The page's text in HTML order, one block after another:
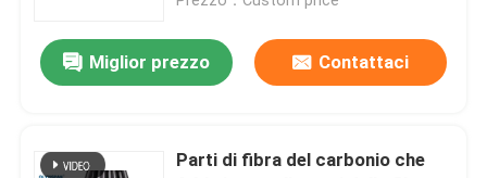
Miglior prezzo Contattaci
Parti di fibra del carbonio che